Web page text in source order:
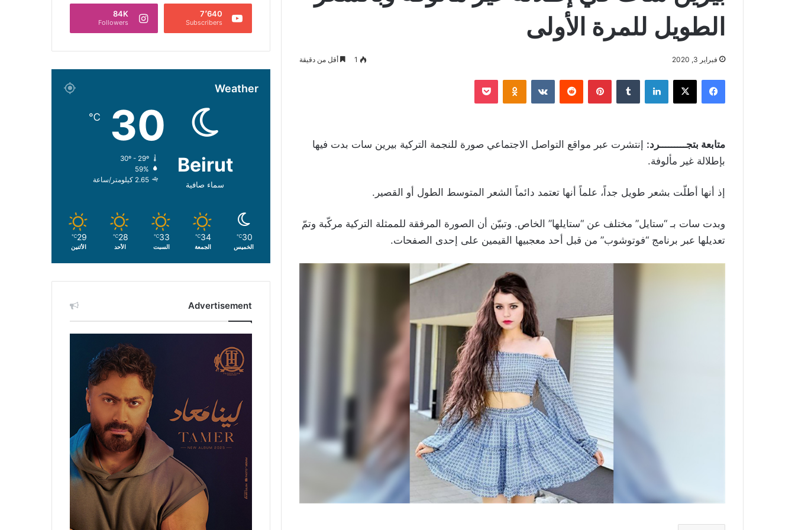
الطويل للمرة الأولى
فبراير 3, 2020 1 أقل من دقيقة
فيسبوك ‫X لينكدإن بينتيريست Odnoklassniki
‫Pocket
متابعة بتجـــــــــرد: إنتشرت عبر مواقع التواصل الاجتماعي صورة للنجمة التركية بيرين سات بدت فيها
بإطلالة غير مألوفة.
إذ أنها أطلّت بشعر طويل جداً، علماً أنها تعتمد دائماً الشعر المتوسط الطول أو القصير.
وبدت سات بـ “ستايل” مختلف عن “ستايلها” الخاص. وتبيّن أن الصورة المرفقة للممثلة التركية مركّبة وتمّ
تعديلها عبر برنامج “فوتوشوب” من قبل أحد معجبيها القيمين على إحدى الصفحات.
7٬640
Subscribers
84K
Followers
Weather
Beirut
سماء صافية
30
℃
30º - 29º
59%
2.65 كيلومتر/ساعة
30
℃
الخميس
34
℃
الجمعة
33
℃
السبت
28
℃
الأحد
29
℃
الأثنين
Advertisement